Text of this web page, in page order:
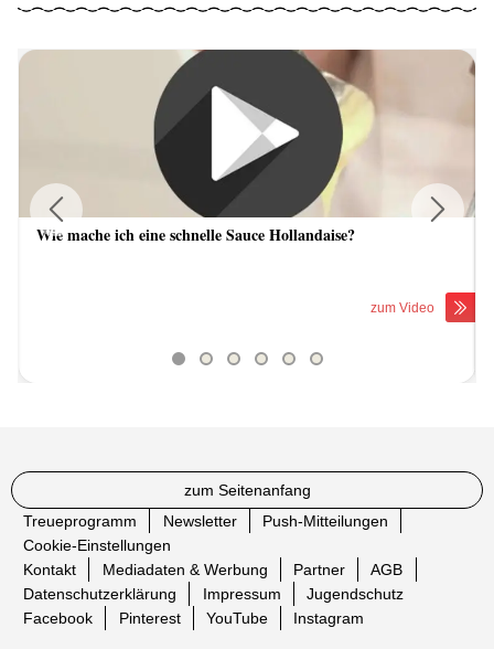
Wie mache ich eine schnelle Sauce Hollandaise?
zum Video
Previous
zum Seitenanfang
Treueprogramm
Newsletter
Push-Mitteilungen
Cookie-Einstellungen
Kontakt
Mediadaten & Werbung Partner
AGB
Datenschutzerklärung
Impressum
Jugendschutz
Facebook
Pinterest YouTube Instagram